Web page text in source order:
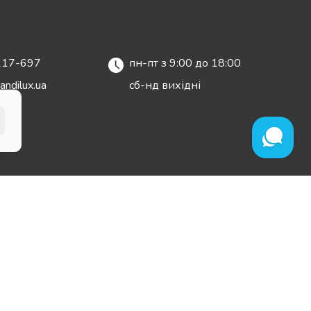
697
пн-пт з 9:00 до 18:00
сб-нд вихідні